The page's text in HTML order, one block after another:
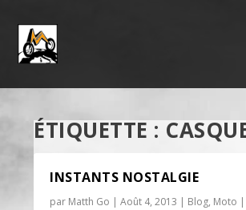
ÉTIQUETTE :
INSTANTS NOSTALGIE
par Matth Go |Août 4, 2013 | Blog, Moto